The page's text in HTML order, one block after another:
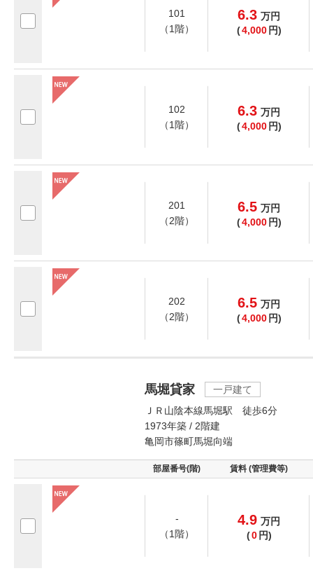
101
（1階）
6.3 万円
(4,000 円)
102
（1階）
6.3 万円
(4,000 円)
201
（2階）
6.5 万円
(4,000 円)
202
（2階）
6.5 万円
(4,000 円)
馬堀貸家
一戸建て
ＪＲ山陰本線馬堀駅 徒歩6分
1973年築 / 2階建
亀岡市篠町馬堀向端
部屋番号(階) 賃料 (管理費等)
-
（1階）
4.9 万円
(0 円)